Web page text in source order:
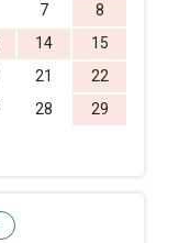
7
8
14
15
21
22
28
29